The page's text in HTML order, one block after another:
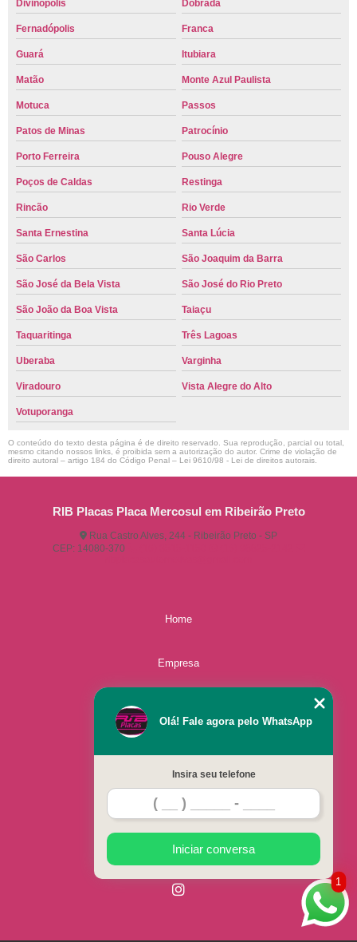
Divinópolis Dobrada
Fernadópolis Franca
Guará Itubiara
Matão Monte Azul Paulista
Motuca Passos
Patos de Minas Patrocínio
Porto Ferreira Pouso Alegre
Poços de Caldas Restinga
Rincão Rio Verde
Santa Ernestina Santa Lúcia
São Carlos São Joaquim da Barra
São José da Bela Vista São José do Rio Preto
São João da Boa Vista Taiaçu
Taquaritinga Três Lagoas
Uberaba Varginha
Viradouro Vista Alegre do Alto
Votuporanga
O conteúdo do texto desta página é de direito reservado. Sua reprodução, parcial ou total,
mesmo citando nossos links, é proibida sem a autorização do autor. Crime de violação de
direito autoral – artigo 184 do Código Penal – Lei 9610/98 - Lei de direitos autorais
RIB Placas Placa Mercosul em Ribeirão Preto
Rua Castro Alves, 244 - Ribeirão Preto - SP
CEP: 14080-370
Home
Empresa
Contato
1
Olá! Fale agora pelo WhatsApp
Insira seu telefone
Iniciar conversa